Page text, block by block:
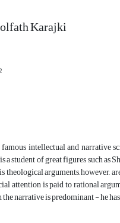
Karajki
intellectual and narrative
student of great figures such
arguments, however,
attention is paid to rational
narrative is predominant - he